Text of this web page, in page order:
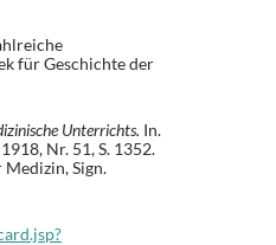
für Geschichte der
Unterrichts. In.
Nr. 51, S. 1352.
Sign.